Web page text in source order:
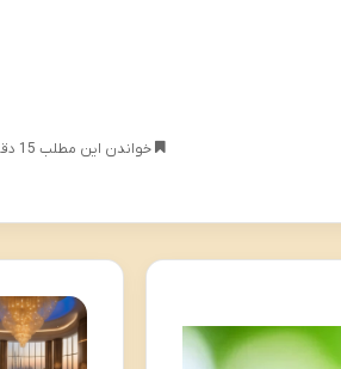
خواندن این مطلب 15 دقیقه زمان میبرد